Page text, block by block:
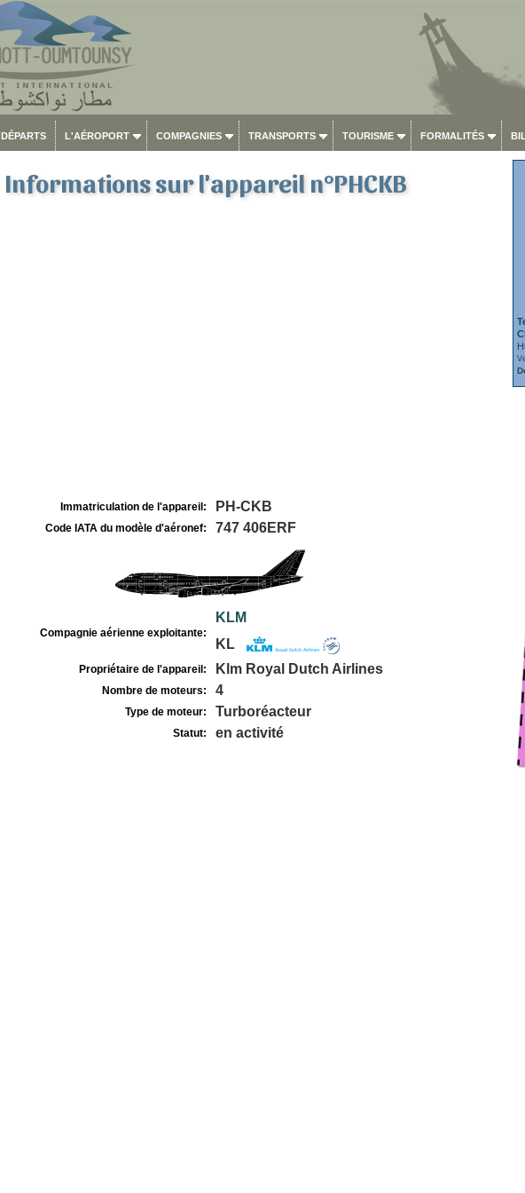
DÉPARTS L'AÉROPORT COMPAGNIES TRANSPORTS TOURISME FORMALITÉS
Informations sur l'appareil n°PHCKB
Immatriculation de l'appareil: PH-CKB
Code IATA du modèle d'aéronef: 747 406ERF
Compagnie aérienne exploitante:
KLM
KL
Propriétaire de l'appareil: Klm Royal Dutch Airlines
Nombre de moteurs: 4
Type de moteur: Turboréacteur
Statut: en activité